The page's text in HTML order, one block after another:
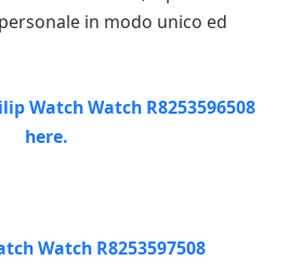
in modo unico ed
Watch R8253597508